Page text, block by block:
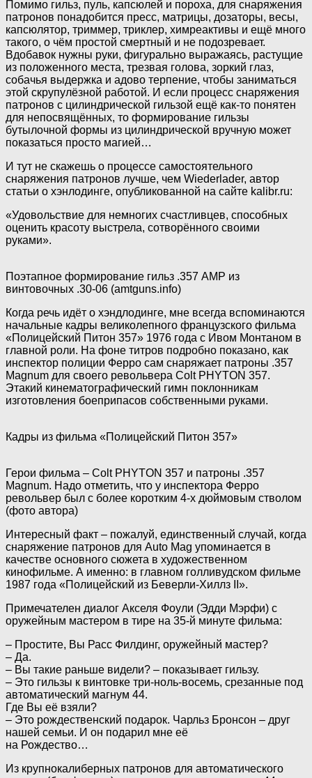
Помимо гильз, пуль, капсюлей и пороха, для снаряжения
патронов понадобится пресс, матрицы, дозаторы, весы,
капсюлятор, триммер, триклер, химреактивы и ещё много
такого, о чём простой смертный и не подозревает.
Вдобавок нужны руки, фигурально выражаясь, растущие
из положенного места, трезвая голова, зоркий глаз,
собачья выдержка и адово терпение, чтобы заниматься
этой скрупулёзной работой. И если процесс снаряжения
патронов с цилиндрической гильзой ещё как-то понятен
для непосвящённых, то формирование гильзы
бутылочной формы из цилиндрической вручную может
показаться просто магией…
И тут не скажешь о процессе самостоятельного
снаряжения патронов лучше, чем Wiederlader, автор
статьи о хэнлодинге, опубликованной на сайте kalibr.ru:
«Удовольствие для немногих счастливцев, способных
оценить красоту выстрела, сотворённого своими
руками».
Поэтапное формирование гильз .357 АМР из
винтовочных .30-06 (amtguns.info)
Когда речь идёт о хэндлодинге, мне всегда вспоминаются
начальные кадры великолепного французского фильма
«Полицейский Питон 357» 1976 года с Ивом Монтаном в
главной роли. На фоне титров подробно показано, как
инспектор полиции Ферро сам снаряжает патроны .357
Magnum для своего револьвера Colt PHYTON 357.
Этакий кинематографический гимн поклонникам
изготовления боеприпасов собственными руками.
Кадры из фильма «Полицейский Питон 357»
Герои фильма – Colt PHYTON 357 и патроны .357
Magnum. Надо отметить, что у инспектора Ферро
револьвер был с более коротким 4-х дюймовым стволом
(фото автора)
Интересный факт – пожалуй, единственный случай, когда
снаряжение патронов для Auto Mag упоминается в
качестве основного сюжета в художественном
кинофильме. А именно: в главном голливудском фильме
1987 года «Полицейский из Беверли-Хиллз II».
Примечателен диалог Акселя Фоули (Эдди Мэрфи) с
оружейным мастером в тире на 35-й минуте фильма:
– Простите, Вы Расс Филдинг, оружейный мастер?
– Да.
– Вы такие раньше видели? – показывает гильзу.
– Это гильзы к винтовке три-ноль-восемь, срезанные под
автоматический магнум 44.
Где Вы её взяли?
– Это рождественский подарок. Чарльз Бронсон – друг
нашей семьи. И он подарил мне её
на Рождество…
Из крупнокалиберных патронов для автоматического